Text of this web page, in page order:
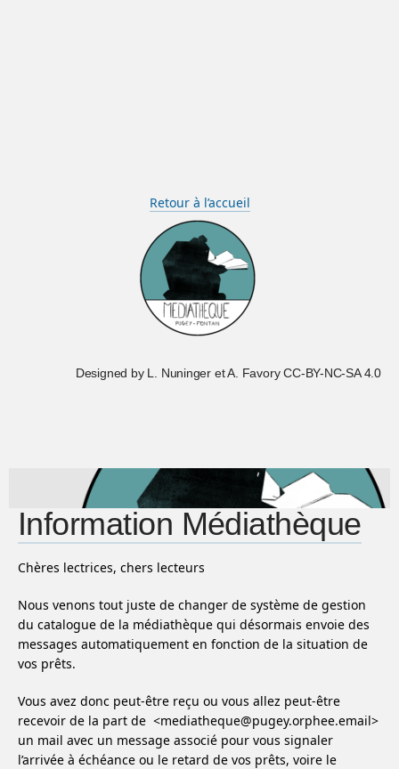
Retour à l’accueil
Designed by L. Nuninger et A. Favory CC-BY-NC-SA 4.0
Information Médiathèque
Chères lectrices, chers lecteurs
Nous venons tout juste de changer de système de gestion
du catalogue de la médiathèque qui désormais envoie des
messages automatiquement en fonction de la situation de
vos prêts.
Vous avez donc peut-être reçu ou vous allez peut-être
recevoir de la part de <mediatheque@pugey.orphee.email>
un mail avec un message associé pour vous signaler
l’arrivée à échéance ou le retard de vos prêts, voire le